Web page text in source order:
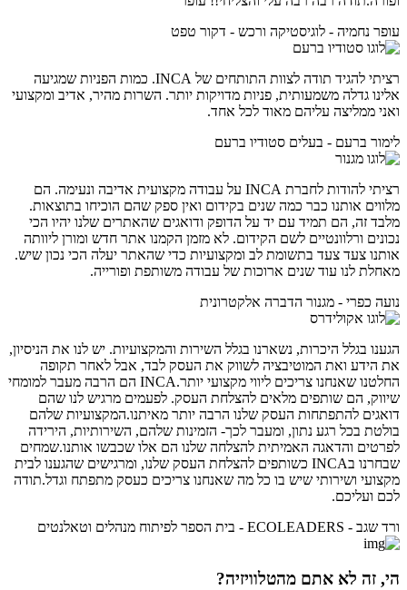
עופר נחמיה - לוגיסטיקה ורכש - דקור טפט
רציתי להגיד תודה לצוות התותחים של INCA. כמות הפניות שמגיעה
אלינו גדלה משמעותית, פניות מדויקות יותר. השרות מהיר, אדיב ומקצועי
ואני ממליצה עליהם מאוד לכל אחד.
לימור ברעם - בעלים סטודיו ברעם
רציתי להודות לחברת INCA על עבודה מקצועית אדיבה ונעימה. הם
מלווים אותנו כבר כמה שנים בקידום ואין ספק שהם הוכיחו בתוצאות.
מלבד זה, הם תמיד עם יד על הדופק ודואגים שהאתרים שלנו יהיו הכי
נכונים ורלוונטיים לשם הקידום. לא מזמן הקמנו אתר חדש ומורן ליוותה
אותנו צעד צעד בתשומת לב ומקצועיות כדי שהאתר יעלה הכי נכון שיש.
מאחלת לנו עוד שנים ארוכות של עבודה משותפת ופורייה.
נועה כפרי - מגנור הדברה אלקטרונית
הגענו בגלל היכרות, נשארנו בגלל השירות והמקצועיות. יש לנו את הניסיון,
את הידע ואת המוטיבציה לשווק את העסק לבד, אבל לאחר תקופה
החלטנו שאנחנו צריכים ליווי מקצועי יותר.INCA הם הרבה מעבר למומחי
שיווק, הם שותפים מלאים להצלחת העסק. לפעמים מרגיש לנו שהם
דואגים להתפתחות העסק שלנו הרבה יותר מאיתנו.המקצועיות שלהם
בולטת בכל רגע נתון, ומעבר לכך- הזמינות שלהם, השירותיות, הירידה
לפרטים והדאגה האמיתית להצלחה שלנו הם אלו שכבשו אותנו.שמחים
שבחרנו בINCA כשותפים להצלחת העסק שלנו, ומרגישים שהגענו לבית
מקצועי ושירותי שיש בו כל מה שאנחנו צריכים כעסק מתפתח וגדל.תודה
לכם ועליכם.
ורד שגב - ECOLEADERS - בית הספר לפיתוח מנהלים וטאלנטים
הי, זה לא אתם מהטלוויזיה?